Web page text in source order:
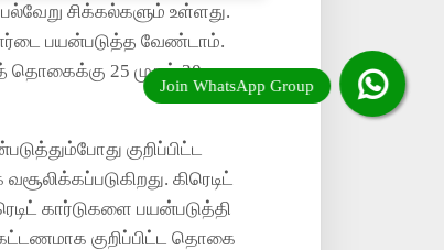
சிக்கல்களும் உள்ளது.
பயன்படுத்த வேண்டாம்.
தொகைக்கு 25 முதல் 30
குறிப்பிட்ட
கிரெடிட்
கார்டுகளை பயன்படுத்தி
குறிப்பிட்ட தொகை